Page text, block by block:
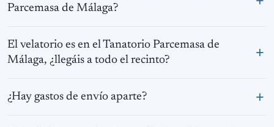
Parcemasa de Málaga?
El velatorio es en el Tanatorio Parcemasa de
Málaga, ¿llegáis a todo el recinto?
¿Hay gastos de envío aparte?